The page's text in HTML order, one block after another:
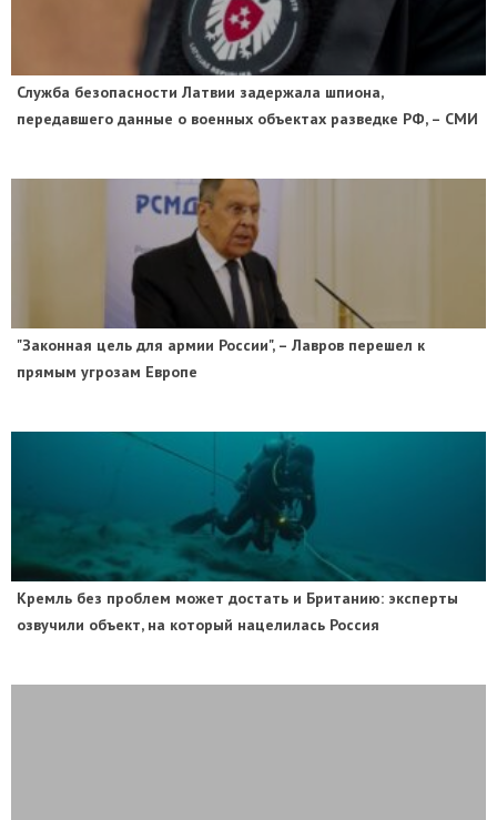
Служба безопасности Латвии задержала шпиона,
передавшего данные о военных объектах разведке РФ, – СМИ
"Законная цель для армии России", – Лавров перешел к
прямым угрозам Европе
​Кремль без проблем может достать и Британию: эксперты
озвучили объект, на который нацелилась Россия